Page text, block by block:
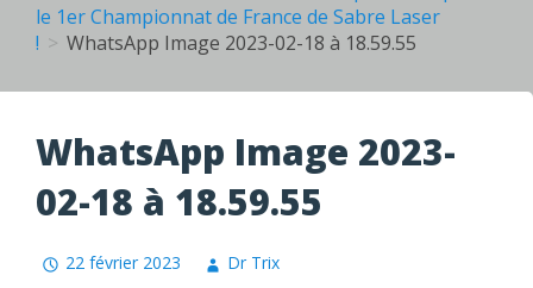
le 1er Championnat de France de Sabre Laser
!
WhatsApp Image 2023-02-18 à 18.59.55
WhatsApp Image 2023-
02-18 à 18.59.55
22 février 2023 Dr Trix